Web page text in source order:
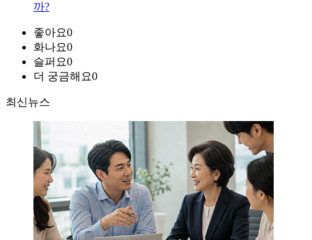
까?
좋아요0
화나요0
슬퍼요0
더 궁금해요0
최신뉴스